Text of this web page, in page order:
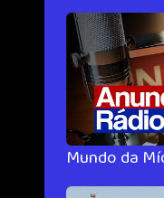
Mundo da